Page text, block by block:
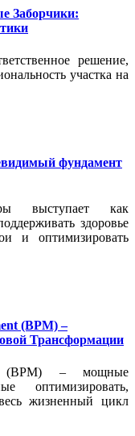
Заборчики:
решение,
участка на
фундамент
выступает как
здоровье
и оптимизировать
(BPM) –
Трансформации
(BPM) – мощные
оптимизировать,
жизненный цикл